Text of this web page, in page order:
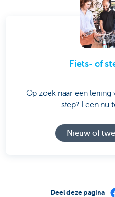
Fiets- of
Op zoek naar een
step? Leen nu
Nieuw of
Deel deze pagina